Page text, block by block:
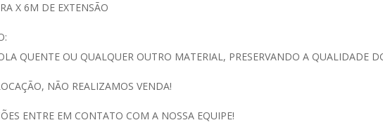
X 6M DE EXTENSÃO
QUENTE OU QUALQUER OUTRO MATERIAL, PRESERVANDO A QUALIDADE
NÃO REALIZAMOS VENDA!
ENTRE EM CONTATO COM A NOSSA EQUIPE!